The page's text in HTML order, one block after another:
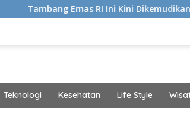
Emas RI Ini Kini Dikemudikan AI, BRMS
Teknologi Kesehatan Life Style